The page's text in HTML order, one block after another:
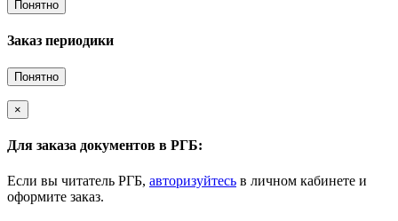
Понятно
Заказ периодики
Понятно
×
Для заказа документов в РГБ:
Если вы читатель РГБ, авторизуйтесь в личном кабинете и
оформите заказ.